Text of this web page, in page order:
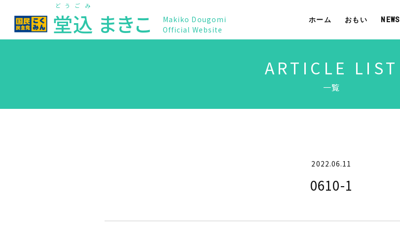
堂込
どうごみ
まきこ
Makiko Dougomi
Official Website
ホーム おもい NEWS
ARTICLE LIST
一覧
2022.06.11
0610-1